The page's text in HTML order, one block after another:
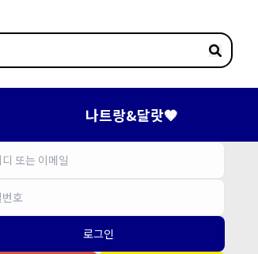
나트랑&달랏🤎
로그인